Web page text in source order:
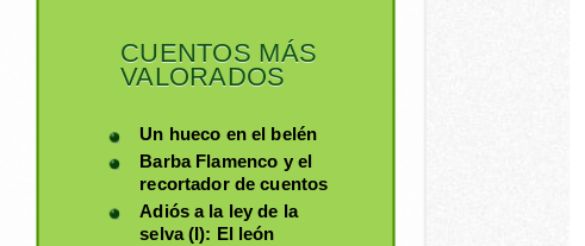
CUENTOS MÁS
VALORADOS
Un hueco en el belén
Barba Flamenco y el
recortador de cuentos
Adiós a la ley de la
selva (I): El león